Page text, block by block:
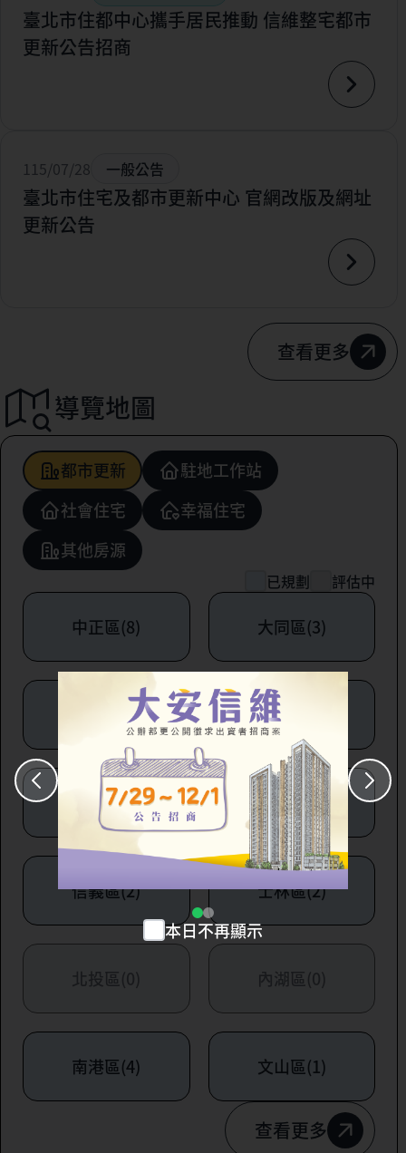
臺北市住都中心攜手居民推動 信維整宅都市
更新公告招商
115/07/28 一般公告
臺北市住宅及都市更新中心 官網改版及網址
更新公告
查看更多
導覽地圖
都市更新
駐地工作站
社會住宅
幸福住宅
其他房源
已規劃 評估中
中正區(8) 大同區(3)
中山區(6) 松山區(1)
大安區(7) 萬華區(1)
信義區(2) 士林區(2)
北投區(0) 內湖區(0)
南港區(4) 文山區(1)
查看更多
本日不再顯示